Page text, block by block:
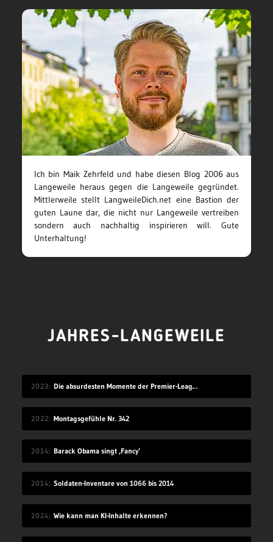
Ich bin Maik Zehrfeld und habe diesen Blog 2006 aus
Langeweile heraus gegen die Langeweile gegründet.
Mittlerweile stellt LangweileDich.net eine Bastion der
guten Laune dar, die nicht nur Langeweile vertreiben
sondern auch nachhaltig inspirieren will. Gute
Unterhaltung!
JAHRES-LANGEWEILE
2023 Die absurdesten Momente der Premier-League-Saison 22/23
2022 Montagsgefühle Nr. 342
2014 Barack Obama singt ‚Fancy‘
2014 Soldaten-Inventare von 1066 bis 2014
2024 Wie kann man KI-Inhalte erkennen?